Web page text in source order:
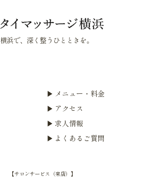
横浜で、深く整うひとときを。
メニュー・料金
アクセス
求人情報
よくあるご質問
【サロンサービス（来店）】